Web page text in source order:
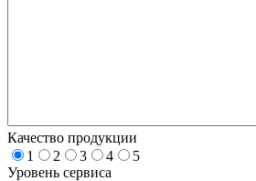
Качество продукции
1
2 3 4
5
Уровень сервиса